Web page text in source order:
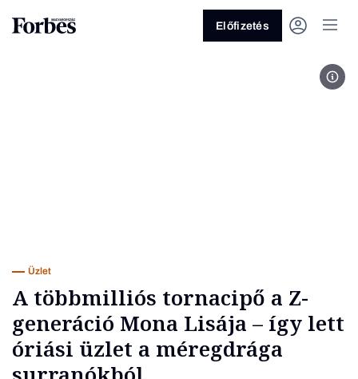
Előfizetés
Air
Üzlet
A többmilliós tornacipő a Z-
generáció Mona Lisája – így lett
óriási üzlet a méregdrága